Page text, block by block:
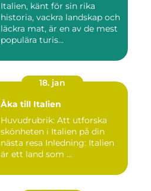
Italien, känt för sin rika
historia, vackra landskap och
läckra mat, är en av de mest
populära turis...
18. jan
Åka till Italien
Huvudrubrik: Att utforska
skönheten i Italien på din
nästa resa Inledning: Italien
är ett land som ...